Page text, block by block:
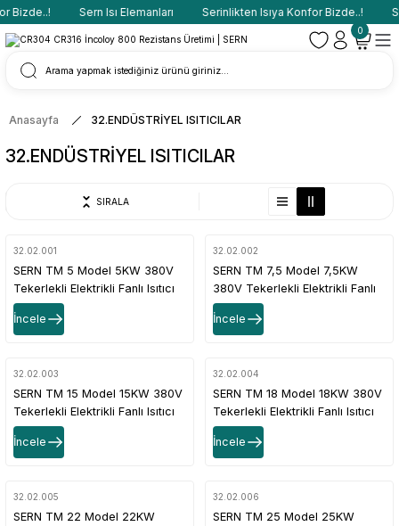
Bizde..! Sern Isı Elemanları Serinlikten Isıya Konfor Bizde..!
0
Anasayfa 32.ENDÜSTRİYEL ISITICILAR
32.ENDÜSTRİYEL ISITICILAR
SIRALA
32.02.001
SERN TM 5 Model 5KW 380V
Tekerlekli Elektrikli Fanlı Isıtıcı
45m² Termostatlı
İncele
32.02.002
SERN TM 7,5 Model 7,5KW
380V Tekerlekli Elektrikli Fanlı
Isıtıcı 75m² Termostatlı
İncele
32.02.003
SERN TM 15 Model 15KW 380V
Tekerlekli Elektrikli Fanlı Isıtıcı
150m² Termostatlı
İncele
32.02.004
SERN TM 18 Model 18KW 380V
Tekerlekli Elektrikli Fanlı Isıtıcı
200m² Termostatlı
İncele
32.02.005
SERN TM 22 Model 22KW
32.02.006
SERN TM 25 Model 25KW